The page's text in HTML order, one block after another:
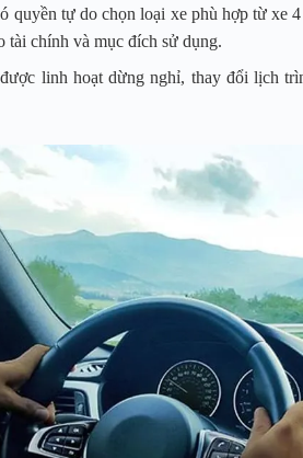
quyền tự do chọn loại xe phù hợp từ xe
tài chính và mục đích sử dụng.
linh hoạt dừng nghỉ, thay đổi lịch